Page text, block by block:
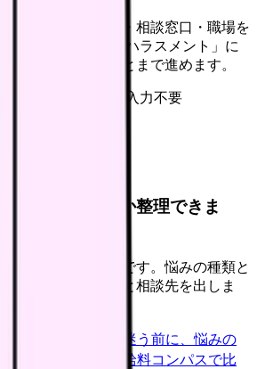
、身の安全・記録・相談窓口・職場を
理します。 「職場ハラスメント」に
次に確認することまで進めます。
りなし
病院名は入力不要
する
すべきサインか整理できま
いなくても大丈夫です。悩みの種類と
次に見るべき記事と相談先を出しま
診断
辞めるべきか迷う前に、悩みの
ます。
給料コンパスで比